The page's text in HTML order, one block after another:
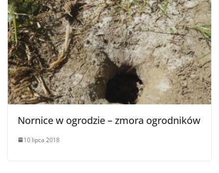
Nornice w ogrodzie – zmora ogrodników
10 lipca 2018